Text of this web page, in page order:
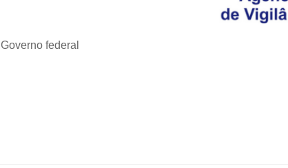
Governo federal